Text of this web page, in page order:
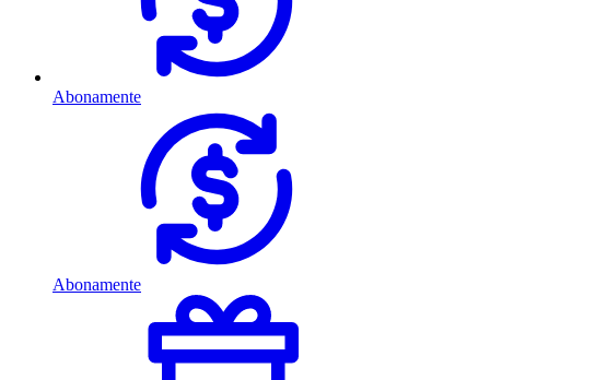
Abonamente
Abonamente